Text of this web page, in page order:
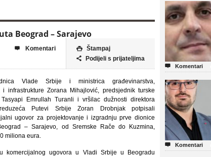
Beograd – Sarajevo
 Štampaj
 Podijeli s prijateljima
 Komentari
Vlade Srbije i ministrica građevinarstva,
i infrastrukture Zorana Mihajlović, predsjednik turske
Tasyapi Emrullah Turanli i vršilac dužnosti direktora
Putevi Srbije Zoran Drobnjak potpisali
ugovor za projektovanje i izgradnju prve dionice
– Sarajevo, od Sremske Rače do Kuzmina,
miliona eura.
komercijalnog ugovora u Vladi Srbije u Beogradu
 Komentari
 Komentari